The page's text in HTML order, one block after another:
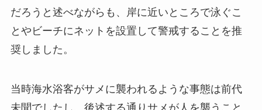
だろうと述べながらも、岸に近いところで泳ぐこ
とやビーチにネットを設置して警戒することを推
奨しました。
当時海水浴客がサメに襲われるような事態は前代
未聞でしたし、後述する通りサメが人を襲うこと